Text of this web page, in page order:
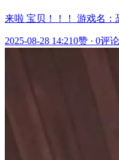
来啦 宝贝！！！ 游戏名：
2025-08-28 14:210赞 · 0评论